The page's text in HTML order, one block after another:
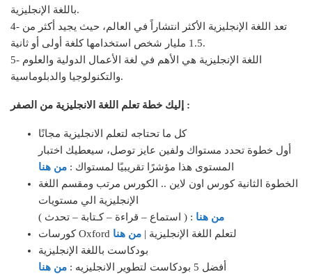
باللغة الإنجليزية.
4- تعد اللغة الإنجليزية الأكثر انتشاراً في العالم، حيث يجيد أكثر من
1.5 مليار شخص استخدامها كلغة أولى أو ثانية.
5- اللغة الإنجليزية هي الأهم في لغة الأعمال الدولية والعلوم
والتكنولوجيا والدبلوماسية.
إليك خطة تعلم اللغة الانجليزية من الصفر :
كل ما تحتاجه لتعلم الانجليزية مجانًا
أول خطوة تحدد مستواك ولفين عايز توصل، سيعطيك اختبار
المستوى هذا مؤشرًا تقريبيًا لمستواك : من هنا
الخطوة الثانية كورس اون لاين .. الكورس مرتب ومقسم اللغة
الإنجليزية الي مستويات
( استماع – قراءة – كـتابة – تحدث ) : من هنا
كورسات Oxford لتعلم اللغة الإنجليزية | من هنا
بودكاست باللغة الإنجليزية
أفضل 5 بودكاست لتطوير الانجليزيه :
من هنا